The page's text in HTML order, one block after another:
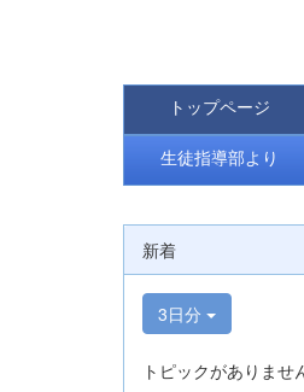
トップページ
生徒指導部より
新着
3日分
トピックがありませ